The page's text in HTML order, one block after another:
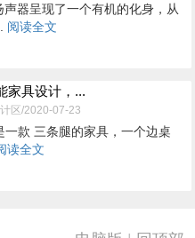
声器呈现了一个有机的化身，从
阅读全文
家具设计，...
区/2020-07-23
一款 三条腿的家具，一个边桌
读全文